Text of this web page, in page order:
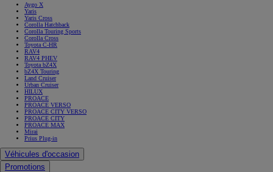
Aygo X
Yaris
Yaris Cross
Corolla Hatchback
Corolla Touring Sports
Corolla Cross
Toyota C-HR
RAV4
RAV4 PHEV
Toyota bZ4X
bZ4X Touring
Land Cruiser
Urban Cruiser
HILUX
PROACE
PROACE VERSO
PROACE CITY VERSO
PROACE CITY
PROACE MAX
Mirai
Prius Plug-in
Véhicules d'occasion
Promotions